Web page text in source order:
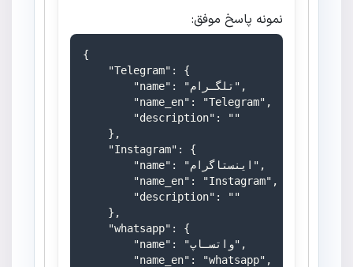
نمونه پاسخ موفق:
{
    "Telegram": {
        "name": "تلگـرام",
        "name_en": "Telegram",
        "description": ""
    },
    "Instagram": {
        "name": "اینستاگرام",
        "name_en": "Instagram",
        "description": ""
    },
    "whatsapp": {
        "name": "واتسـاپ",
        "name_en": "whatsapp",